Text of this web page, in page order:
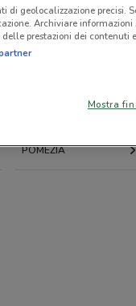
VELLETRI
CISTERNA DI LATINA
POMEZIA
di geolocalizzazione precisi.
Archiviare
prestazioni dei contenuti
Mostra